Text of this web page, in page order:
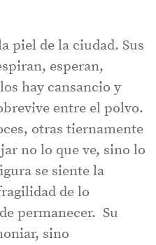
piel de la ciudad. Sus
esperan,
hay cansancio y
entre el polvo.
otras tiernamente
no lo que ve, sino lo
se siente la
de lo
permanecer. Su
sino